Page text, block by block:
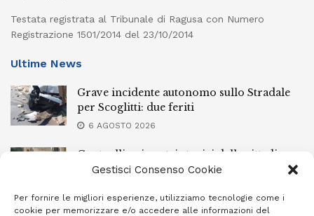
Gestisci Consenso Cookie
Per fornire le migliori esperienze, utilizziamo tecnologie come i
cookie per memorizzare e/o accedere alle informazioni del
Testata registrata al Tribunale di Ragusa con Numero
Registrazione 1501/2014 del 23/10/2014
Ultime News
Grave incidente autonomo sullo Stradale
per Scoglitti: due feriti
6 AGOSTO 2026
Controlli nei centri storici delle cittadine
della provincia iblea, 23 stranieri espulsi